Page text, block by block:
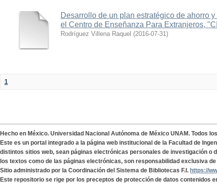
Desarrollo de un plan estratégico de ahorro
el Centro de Enseñanza Para Extranjeros,
Rodríguez Villena Raquel (2016-07-31)
1
Hecho en México. Universidad Nacional Autónoma de México UNAM. Todos
Este es un portal integrado a la página web institucional de la Facultad de
distintos sitios web, sean páginas electrónicas personales de investigación o
los textos como de las páginas electrónicas, son responsabilidad exclusiva
Sitio administrado por la Coordinación del Sistema de Bibliotecas F.I. https://
Este repositorio se rige por los preceptos de protección de datos contenidos